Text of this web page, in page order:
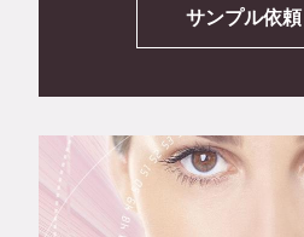
サンプル依頼